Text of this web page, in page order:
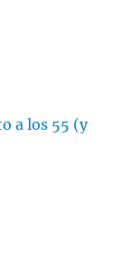
a los 55 (y